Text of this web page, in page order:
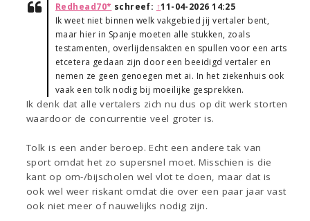
Redhead70* schreef: ↑11-04-2026 14:25
Ik weet niet binnen welk vakgebied jij vertaler bent,
maar hier in Spanje moeten alle stukken, zoals
testamenten, overlijdensakten en spullen voor een arts
etcetera gedaan zijn door een beeidigd vertaler en
nemen ze geen genoegen met ai. In het ziekenhuis ook
vaak een tolk nodig bij moeilijke gesprekken.
Ik denk dat alle vertalers zich nu dus op dit werk storten
waardoor de concurrentie veel groter is.
Tolk is een ander beroep. Echt een andere tak van
sport omdat het zo supersnel moet. Misschien is die
kant op om-/bijscholen wel vlot te doen, maar dat is
ook wel weer riskant omdat die over een paar jaar vast
ook niet meer of nauwelijks nodig zijn.